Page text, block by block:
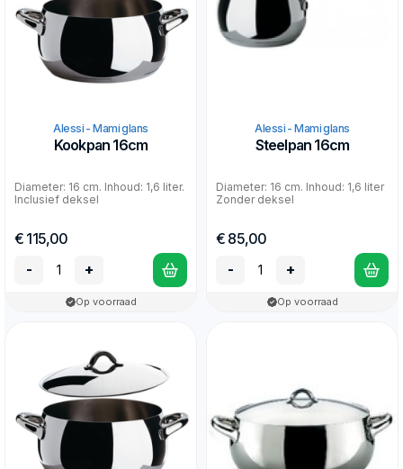
Alessi - Mami glans
Kookpan 16cm
Diameter: 16 cm. Inhoud: 1,6 liter.
Inclusief deksel
€ 115,00
-
+
Op voorraad
Alessi - Mami glans
Steelpan 16cm
Diameter: 16 cm. Inhoud: 1,6 liter
Zonder deksel
€ 85,00
-
+
Op voorraad